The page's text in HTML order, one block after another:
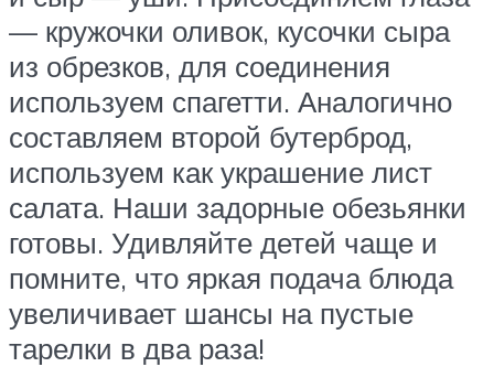
— кружочки оливок, кусочки сыра
из обрезков, для соединения
используем спагетти. Аналогично
составляем второй бутерброд,
используем как украшение лист
салата. Наши задорные обезьянки
готовы. Удивляйте детей чаще и
помните, что яркая подача блюда
увеличивает шансы на пустые
тарелки в два раза!